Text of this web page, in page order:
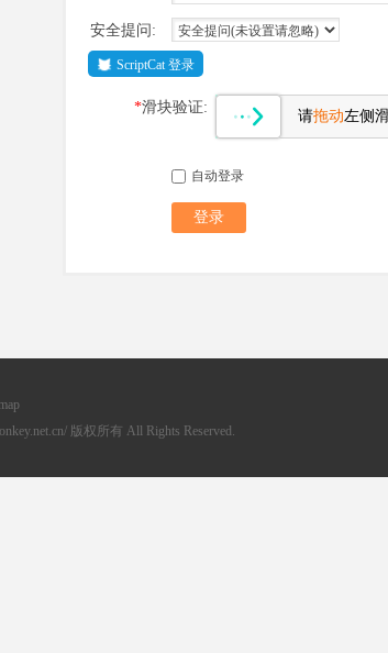
安全提问:
ScriptCat 登录
*滑块验证:
请拖动左侧
自动登录
登录
版权所有 All Rights Reserved.